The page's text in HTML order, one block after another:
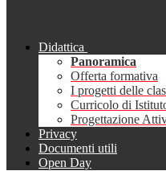
Didattica
Panoramica
Offerta formativa
I progetti delle
Curricolo di
Progettazione
Privacy
Documenti utili
Open Day